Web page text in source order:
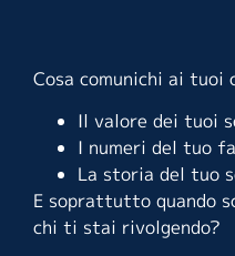
Cosa comunichi ai tuoi
Il valore dei tuoi
I numeri del tuo
La storia del tuo
E soprattutto quando
chi ti stai rivolgendo?